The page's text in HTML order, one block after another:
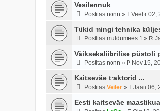
Vesilennuk
Postitas nonn » T Veebr 02,
Tükid mingi tehnika
Postitas muidumees 1 » R
Väiksekaliibrilise püstoli
Postitas nonn » P Nov 15,
Kaitseväe traktorid ...
Postitas Veiler » T Jaan 06,
Eesti kaitseväe